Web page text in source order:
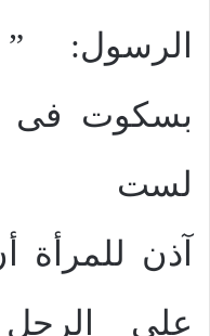
الرسول: ”
بسكوت فى
لست
آذن للمرأة
على